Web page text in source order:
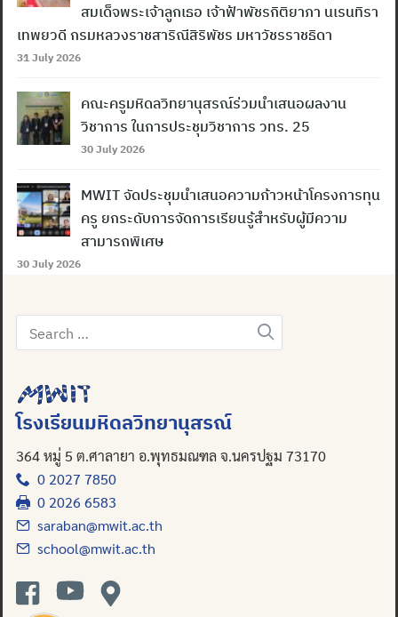
สมเด็จพระเจ้าลูกเธอ เจ้าฟ้าพัชรกิติยาภา นเรนทิรา
เทพยวดี กรมหลวงราชสาริณีสิริพัชร มหาวัชรราชธิดา
31 July 2026
คณะครูมหิดลวิทยานุสรณ์ร่วมนำเสนอผลงาน
วิชาการ ในการประชุมวิชาการ วทร. 25
30 July 2026
MWIT จัดประชุมนำเสนอความก้าวหน้าโครงการทุน
ครู ยกระดับการจัดการเรียนรู้สำหรับผู้มีความ
สามารถพิเศษ
30 July 2026
Search
for:
โรงเรียนมหิดลวิทยานุสรณ์
364 หมู่ 5 ต.ศาลายา อ.พุทธมณฑล จ.นครปฐม 73170
0 2027 7850
0 2026 6583
saraban@mwit.ac.th
school@mwit.ac.th